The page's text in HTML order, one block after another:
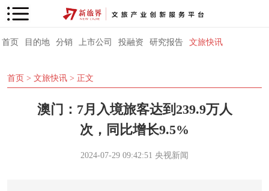
首页 目的地 分销 上市公司 投融资 研究报告 文旅快讯
首页 > 文旅快讯 > 正文
澳门：7月入境旅客达到239.9万人
次，同比增长9.5%
2024-07-29 09:42:51 央视新闻